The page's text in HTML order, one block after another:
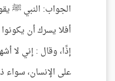
الجواب: النبي ﷺ
أفلا يسرك أن
إذًا، وقال : إني لا
على الإنسان، سواء